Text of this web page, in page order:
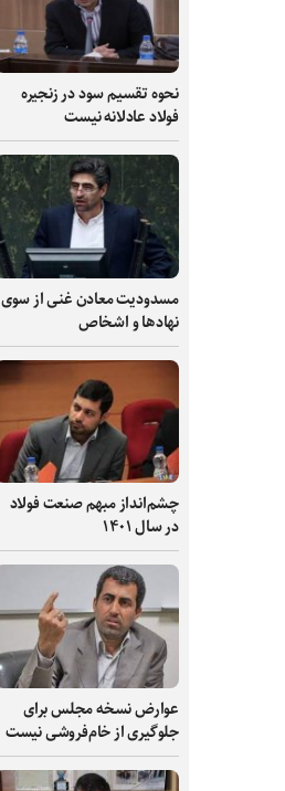
نحوه تقسیم سود در زنجیره
فولاد عادلانه نیست
مسدودیت معادن غنی از سوی
نهادها و اشخاص
چشم‌انداز مبهم صنعت فولاد
در سال ۱۴۰۱
عوارض نسخه مجلس برای
جلوگیری از خام‌فروشی نیست